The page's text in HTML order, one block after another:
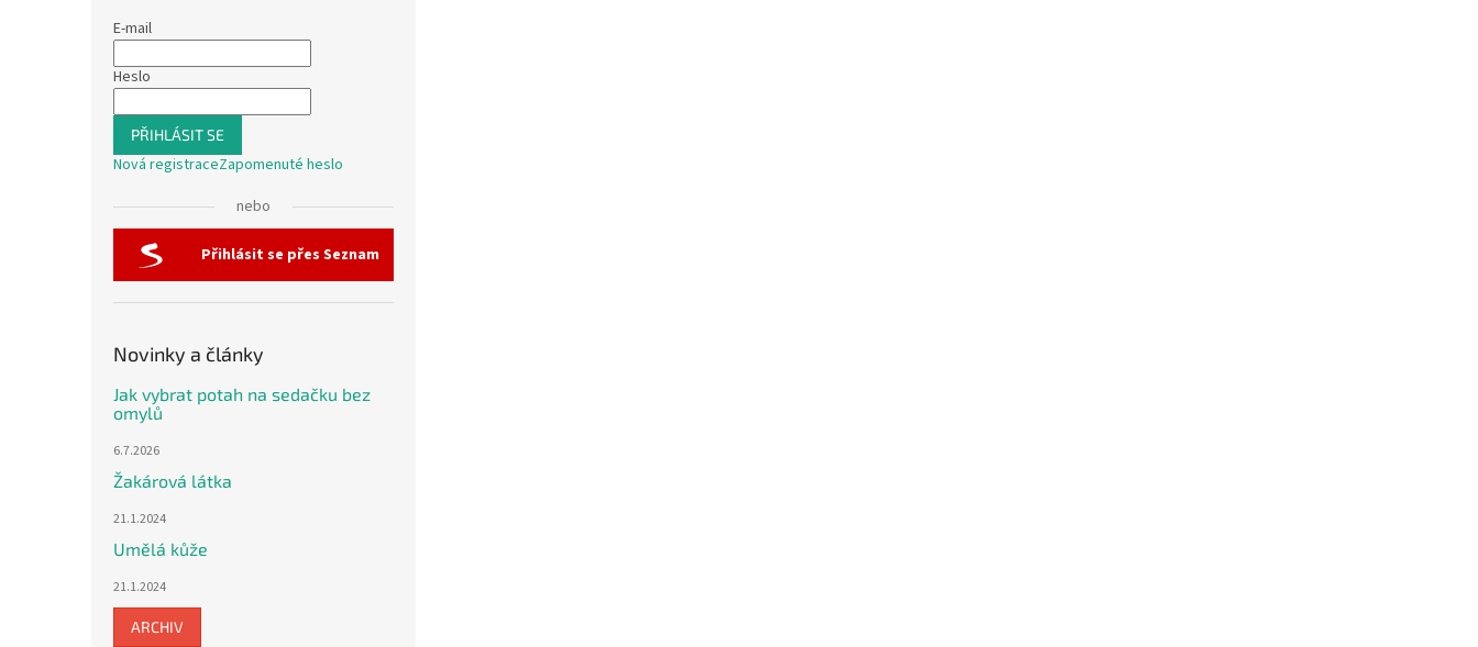
E-mail
Heslo
PŘIHLÁSIT SE
Nová registraceZapomenuté heslo
nebo
Přihlásit se přes Seznam
Novinky a články
Jak vybrat potah na sedačku bez
omylů
6.7.2026
Žakárová látka
21.1.2024
Umělá kůže
21.1.2024
ARCHIV